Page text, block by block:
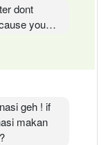
dont
you
of long
for the
go to
term
with
warren
geh ! if
makan